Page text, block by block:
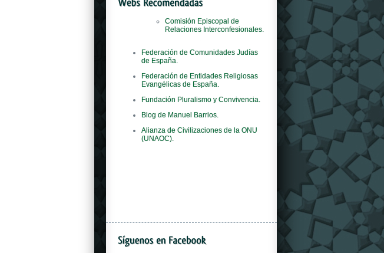
Comisión Episcopal de
Relaciones Interconfesionales.
del marchio ad adottare questo concept
innovativo.
Federación de Comunidades Judías
de España.
Federación de Entidades Religiosas
Evangélicas de España.
Fundación Pluralismo y Convivencia.
Blog de Manuel Barrios.
Alianza de Civilizaciones de la ONU
(UNAOC).